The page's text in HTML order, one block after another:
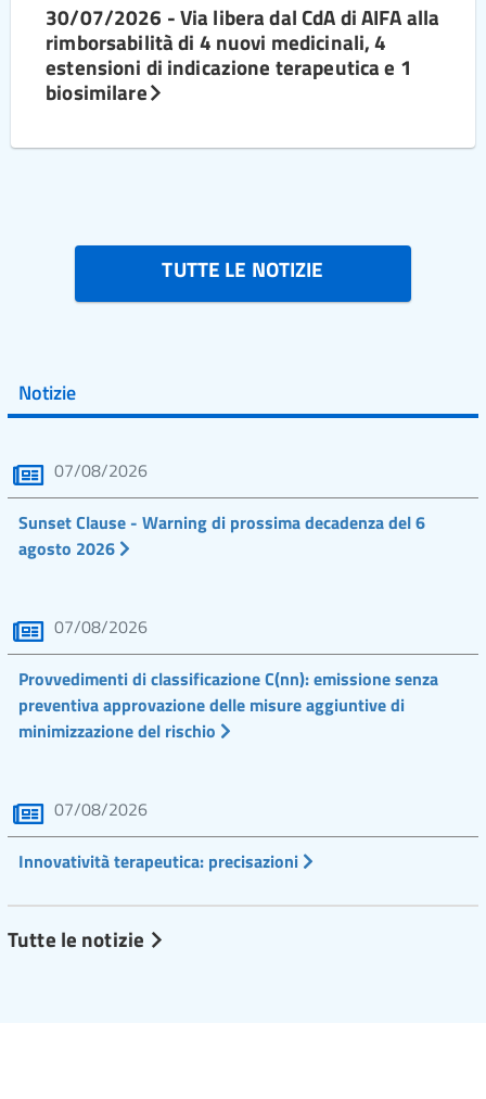
30/07/2026 - Via libera dal CdA di AIFA alla
rimborsabilità di 4 nuovi medicinali, 4
estensioni di indicazione terapeutica e 1
biosimilare
TUTTE LE NOTIZIE
Notizie
07/08/2026
Sunset Clause - Warning di prossima decadenza del 6
agosto 2026
07/08/2026
Provvedimenti di classificazione C(nn): emissione senza
preventiva approvazione delle misure aggiuntive di
minimizzazione del rischio
07/08/2026
Innovatività terapeutica: precisazioni
Tutte le notizie